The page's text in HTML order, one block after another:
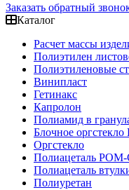
Заказать обратный
Каталог
Расчет массы
Полиэтилен
Полиэтиленовые
Винипласт
Гетинакс
Капролон
Полиамид в
Блочное
Оргстекло
Полиацеталь POM-
Полиацеталь
Полиуретан